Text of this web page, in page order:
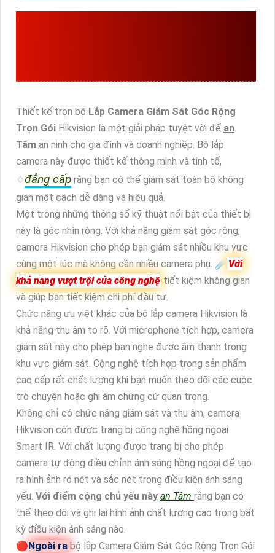
Thiết kế trọn bộ Lắp Camera Giám Sát Góc Rộng
Trọn Gói Hikvision là một giải pháp tuyệt vời để an
Tâm an ninh cho gia đình và doanh nghiệp. Bộ lắp
camera này được thiết kế thông minh và tinh tế,
♢đẳng cấp rằng bạn có thể giám sát toàn bộ không
gian một cách dễ dàng và hiệu quả.
Một trong những thông số kỹ thuật nổi bật của thiết bị
này là góc nhìn rộng. Với khả năng giám sát góc rộng,
camera Hikvision cho phép bạn giám sát nhiều khu vực
cùng một lúc mà không cần nhiều camera phụ. ☄️ Với
khả năng vượt trội của công nghệ tiết kiệm không gian
và giúp bạn tiết kiệm chi phí đầu tư.
Chức năng ưu việt khác của bộ lắp camera Hikvision là
khả năng thu âm to rõ. Với microphone tích hợp, camera
giám sát này cho phép bạn nghe được âm thanh trong
khu vực giám sát. Cộng nghệ tích hợp trong sản phẩm
cao cấp rất chất lượng khi bạn muốn theo dõi các cuộc
trò chuyện hoặc ghi âm chứng cứ quan trọng.
Không chỉ có chức năng giám sát và thu âm, camera
Hikvision còn được trang bị công nghệ hồng ngoại
Smart IR. Với chất lượng được trang bị cho phép
camera tự động điều chỉnh ánh sáng hồng ngoại để tạo
ra hình ảnh rõ nét và sắc nét trong điều kiện ánh sáng
yếu. Với điểm cộng chủ yếu này an Tâm rằng bạn có
thể theo dõi và ghi lại hình ảnh chất lượng cao trong bất
kỳ điều kiện ánh sáng nào.
🔴 Ngoài ra bộ lắp Camera Giám Sát Góc Rộng Trọn Gói